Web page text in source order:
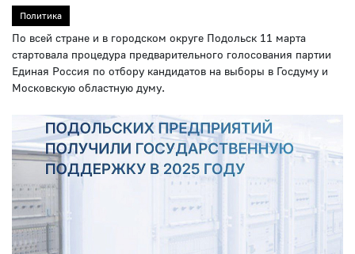
Политика
По всей стране и в городском округе Подольск 11 марта
стартовала процедура предварительного голосования партии
Единая Россия по отбору кандидатов на выборы в Госдуму и
Московскую областную думу.